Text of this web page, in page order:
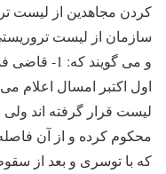
کردن مجاهدین از لیست
سازمان از لیست تروریستی
و می گویند
محکوم کرده و از آن
که با توسری و بعد از